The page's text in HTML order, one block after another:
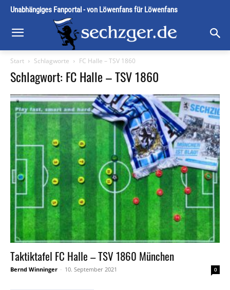
Unabhängiges Fanportal - von Löwenfans für Löwenfans
Start Schlagworte FC Halle – TSV 1860
Schlagwort: FC Halle – TSV 1860
Taktiktafel FC Halle – TSV 1860 München
Bernd Winninger - 10. September 2021 0